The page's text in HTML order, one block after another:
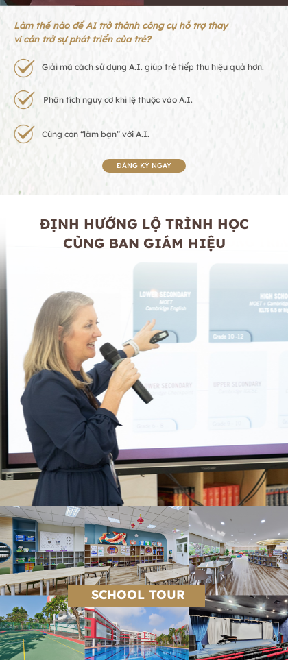
ĐĂNG KÝ NGAY
Làm thế nào để AI trở thành công cụ hỗ trợ thay
vì cản trở sự phát triển của trẻ?
Giải mã cách sử dụng A.I. giúp trẻ tiếp thu hiệu quả hơn.
Phân tích nguy cơ khi lệ thuộc vào A.I.
Cùng con “làm bạn” với A.I.
ĐỊNH HƯỚNG LỘ TRÌNH HỌC
CÙNG BAN GIÁM HIỆU
SCHOOL TOUR